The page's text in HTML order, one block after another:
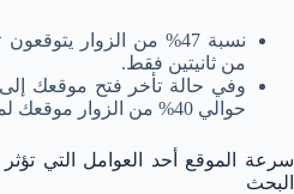
نسبة 47% من الزوار
من ثانيتين فقط.
حوالي 40% من الزوار موقعك لموقع آخر.
سرعة الموقع أحد العوامل التي
البحث